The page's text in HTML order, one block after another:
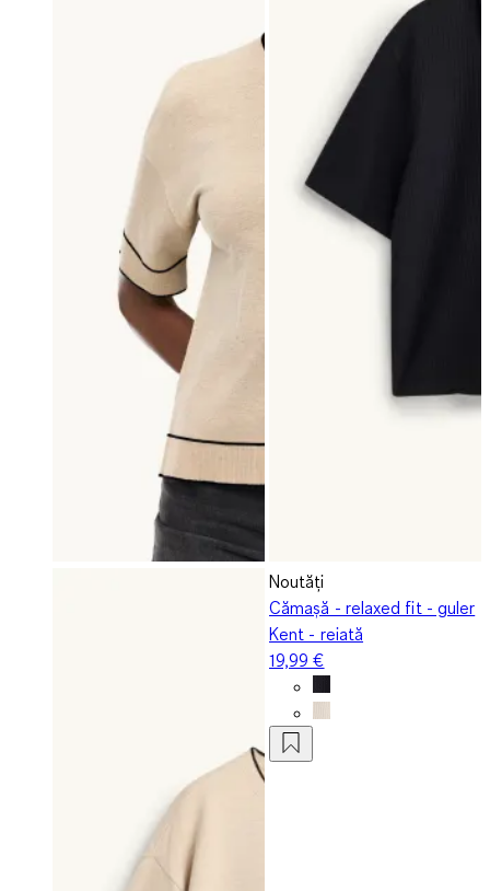
Noutăți
Cămașă - relaxed fit - guler
Kent - reiată
19,99 €